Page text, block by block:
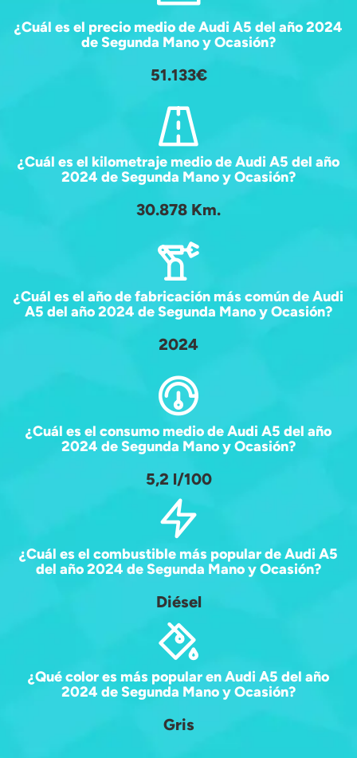
¿Cuál es el precio medio de Audi A5 del año 2024
de Segunda Mano y Ocasión?
51.133€
¿Cuál es el kilometraje medio de Audi A5 del año
2024 de Segunda Mano y Ocasión?
30.878 Km.
¿Cuál es el año de fabricación más común de Audi
A5 del año 2024 de Segunda Mano y Ocasión?
2024
¿Cuál es el consumo medio de Audi A5 del año
2024 de Segunda Mano y Ocasión?
5,2 l/100
¿Cuál es el combustible más popular de Audi A5
del año 2024 de Segunda Mano y Ocasión?
Diésel
¿Qué color es más popular en Audi A5 del año
2024 de Segunda Mano y Ocasión?
Gris